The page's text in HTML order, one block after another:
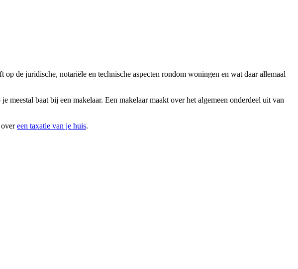
de juridische, notariële en technische aspecten rondom woningen en wat daar allemaal
baat bij een makelaar. Een makelaar maakt over het algemeen onderdeel uit van
overeen taxatie van je huis.